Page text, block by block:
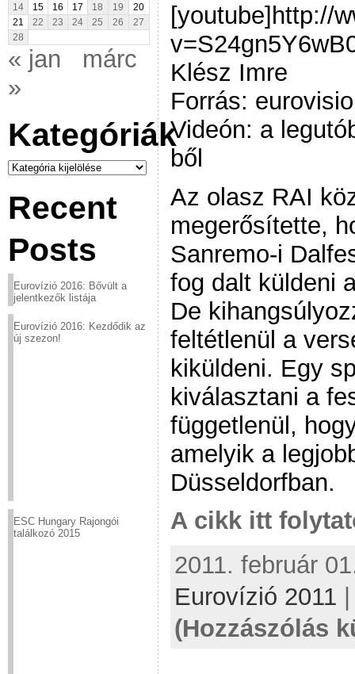
14
15 16 17 18 19
20
21
22 23 24 25 26
27
28
« jan
márc
»
Kategóriák
Kategóriák
Recent
Posts
Eurovízió 2016: Bővült a
jelentkezők listája
Eurovízió 2016: Kezdődik az
új szezon!
ESC Hungary Rajongói
találkozó 2015
[youtube]http://
Klész Imre
Forrás:
Videón: a
ből
Az olasz RAI
megerősítette,
Sanremo-i
fog dalt küldeni
De
feltétlenül a
kiküldeni. Egy
kiválasztani a
függetlenül,
amelyik a
Düsseldorfban.
A cikk itt
2011. február
Eurovízió 2011
(Hozzászólás